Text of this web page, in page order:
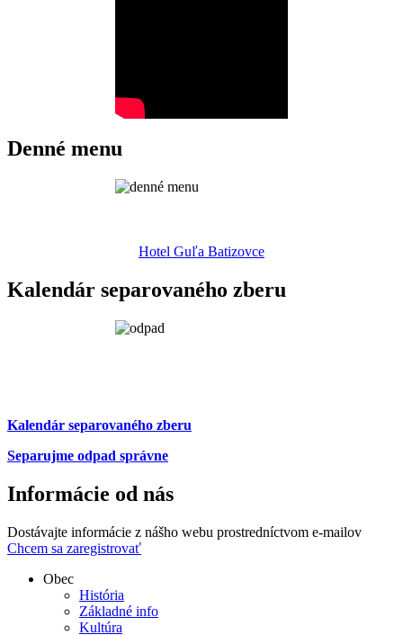
Denné menu
Hotel Guľa Batizovce
Kalendár separovaného zberu
Kalendár separovaného zberu
Separujme odpad správne
Informácie od nás
Dostávajte informácie z nášho webu prostredníctvom e-mailov
Chcem sa zaregistrovať
Obec
História
Základné info
Kultúra